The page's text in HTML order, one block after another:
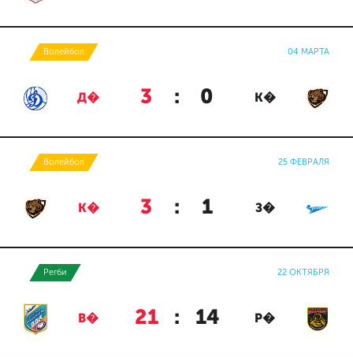
Волейбол 04 МАРТА
Д� 3 : 0 К�
Волейбол 25 ФЕВРАЛЯ
К� 3 : 1 З�
Регби 22 ОКТЯБРЯ
В� 21 : 14 Р�